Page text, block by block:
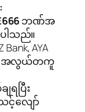
ဘဏ်အ
ါသည်။
Bank, AYA
မှ အလွယ်တကူ
ပြီး
သင့်လျော်